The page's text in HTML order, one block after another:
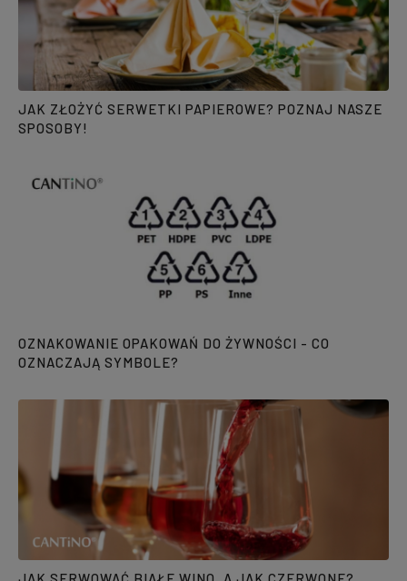
JAK ZŁOŻYĆ SERWETKI PAPIEROWE? POZNAJ NASZE
SPOSOBY!
OZNAKOWANIE OPAKOWAŃ DO ŻYWNOŚCI - CO
OZNACZAJĄ SYMBOLE?